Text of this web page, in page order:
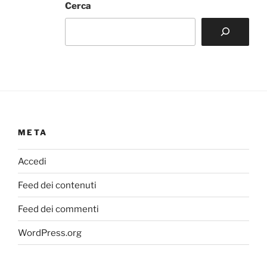
Cerca
META
Accedi
Feed dei contenuti
Feed dei commenti
WordPress.org